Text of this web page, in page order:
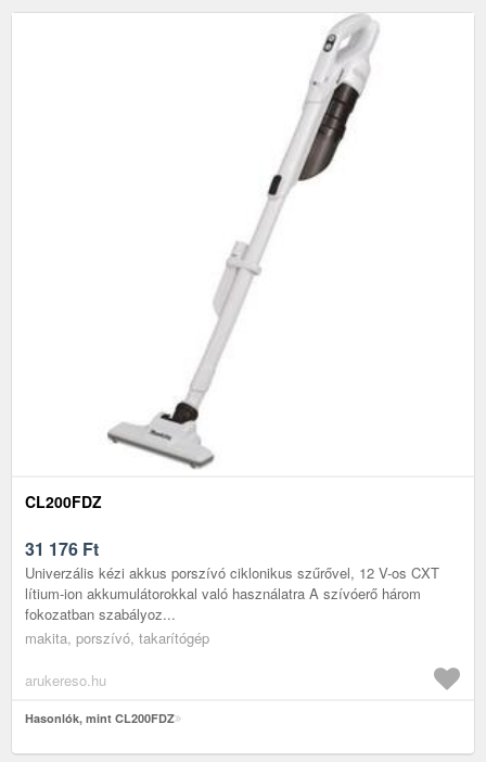
CL200FDZ
31 176 Ft
Univerzális kézi akkus porszívó ciklonikus szűrővel, 12 V-os CXT
lítium-ion akkumulátorokkal való használatra A szívóerő három
fokozatban szabályoz...
makita, porszívó, takarítógép
arukereso.hu
Hasonlók, mint CL200FDZ